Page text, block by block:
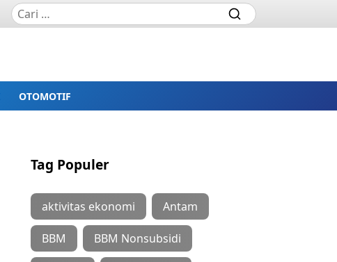
OTOMOTIF
Tag Populer
aktivitas ekonomi Antam
BBM BBM Nonsubsidi